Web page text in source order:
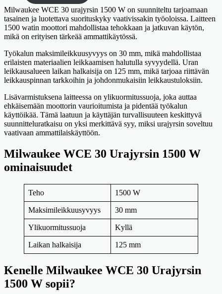
Milwaukee WCE 30 urajyrsin 1500 W on suunniteltu tarjoamaan
tasainen ja luotettava suorituskyky vaativissakin työoloissa. Laitteen
1500 watin moottori mahdollistaa tehokkaan ja jatkuvan käytön,
mikä on erityisen tärkeää ammattikäytössä.
Työkalun maksimileikkuusyvyys on 30 mm, mikä mahdollistaa
erilaisten materiaalien leikkaamisen halutulla syvyydellä. Uran
leikkausalueen laikan halkaisija on 125 mm, mikä tarjoaa riittävän
leikkauspinnan tarkkoihin ja johdonmukaisiin leikkaustuloksiin.
Lisävarmistuksena laitteessa on ylikuormitussuoja, joka auttaa
ehkäisemään moottorin vaurioitumista ja pidentää työkalun
käyttöikää. Tämä laatuun ja käyttäjän turvallisuuteen keskittyvä
suunnitteluratkaisu on yksi merkittävä syy, miksi urajyrsin soveltuu
vaativaan ammattilaiskäyttöön.
Milwaukee WCE 30 Urajyrsin 1500 W
ominaisuudet
Teho 1500 W
Maksimileikkuusyvyys 30 mm
Ylikuormitussuoja Kyllä
Laikan halkaisija 125 mm
Kenelle Milwaukee WCE 30 Urajyrsin
1500 W sopii?